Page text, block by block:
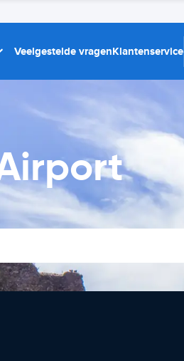
Veelgestelde vragenKlantenservice